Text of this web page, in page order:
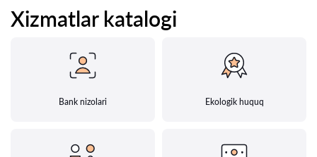
Xizmatlar katalogi
Bank nizolari Ekologik huquq